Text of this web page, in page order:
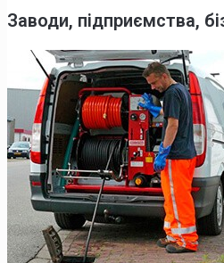
Заводи, підприємства,